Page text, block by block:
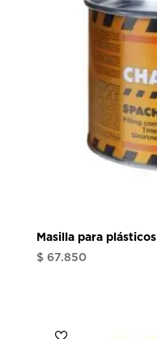
Masilla para plásticos
$ 67.850